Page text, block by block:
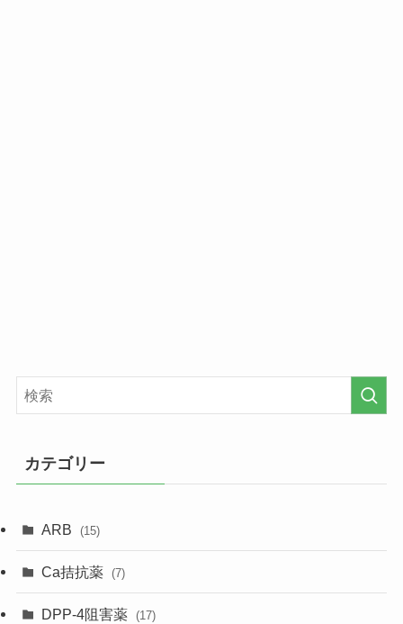
カテゴリー
ARB (15)
Ca拮抗薬 (7)
DPP-4阻害薬 (17)